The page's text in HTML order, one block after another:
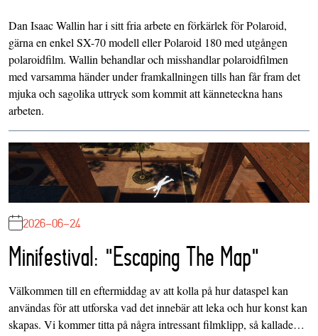
Dan Isaac Wallin har i sitt fria arbete en förkärlek för Polaroid,
gärna en enkel SX-70 modell eller Polaroid 180 med utgången
polaroidfilm. Wallin behandlar och misshandlar polaroidfilmen
med varsamma händer under framkallningen tills han får fram det
mjuka och sagolika uttryck som kommit att känneteckna hans
arbeten.
2026-06-24
Minifestival: "Escaping The Map"
Välkommen till en eftermiddag av att kolla på hur dataspel kan
användas för att utforska vad det innebär att leka och hur konst kan
skapas. Vi kommer titta på några intressant filmklipp, så kallade…